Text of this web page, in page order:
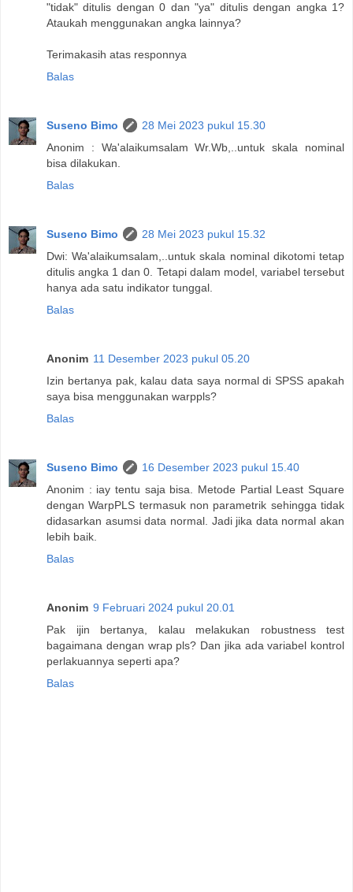
"tidak" ditulis dengan 0 dan "ya" ditulis dengan angka 1?
Ataukah menggunakan angka lainnya?
Terimakasih atas responnya
Balas
Suseno Bimo
28 Mei 2023 pukul 15.30
Anonim : Wa'alaikumsalam Wr.Wb,..untuk skala nominal
bisa dilakukan.
Balas
Suseno Bimo
28 Mei 2023 pukul 15.32
Dwi: Wa'alaikumsalam,..untuk skala nominal dikotomi tetap
ditulis angka 1 dan 0. Tetapi dalam model, variabel tersebut
hanya ada satu indikator tunggal.
Balas
Anonim 11 Desember 2023 pukul 05.20
Izin bertanya pak, kalau data saya normal di SPSS apakah
saya bisa menggunakan warppls?
Balas
Suseno Bimo
16 Desember 2023 pukul 15.40
Anonim : iay tentu saja bisa. Metode Partial Least Square
dengan WarpPLS termasuk non parametrik sehingga tidak
didasarkan asumsi data normal. Jadi jika data normal akan
lebih baik.
Balas
Anonim 9 Februari 2024 pukul 20.01
Pak ijin bertanya, kalau melakukan robustness test
bagaimana dengan wrap pls? Dan jika ada variabel kontrol
perlakuannya seperti apa?
Balas